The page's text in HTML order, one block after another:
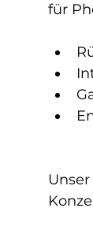
für